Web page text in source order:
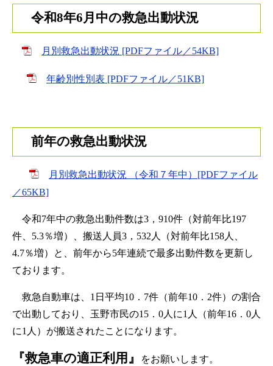
令和8年6月中の救急出動状況
月別救急出動状況 [PDFファイル／54KB]
年齢別性別表 [PDFファイル／51KB]
前年の救急出動状況
月別救急出動状況 （令和７年中）[PDFファイル
／65KB]
令和7年中の救急出動件数は3，910件（対前年比197
件、5.3％増）、搬送人員3，532人（対前年比158人、
4.7％増）と、前年から5年連続で最多出動件数を更新し
ております。
救急自動車は、1日平均10．7件（前年10．2件）の割合
で出動しており、玉野市民の15．0人に1人（前年16．0人
に1人）が搬送されたことになります。
『救急車の適正利用』 をお願いします。